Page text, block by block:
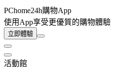
PChome24h購物App
使用App享受更優質的購物體驗
立即體驗
活動館